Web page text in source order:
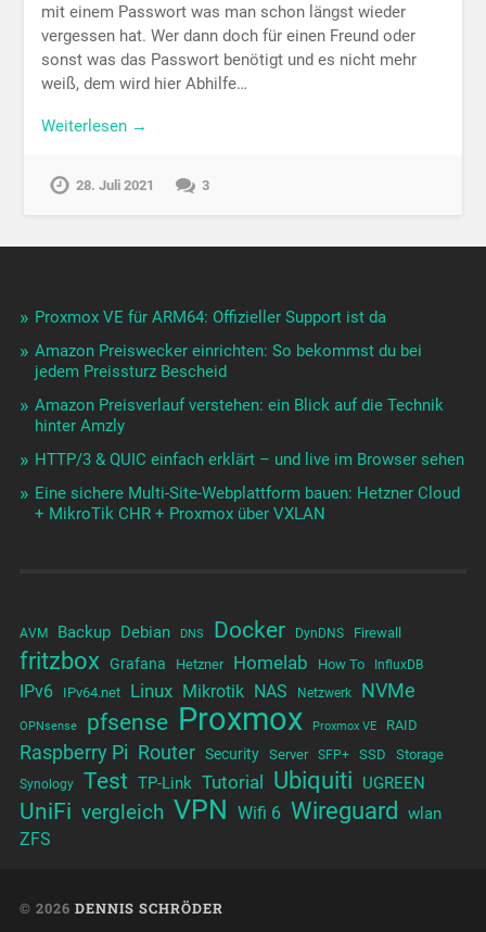
mit einem Passwort was man schon längst wieder
vergessen hat. Wer dann doch für einen Freund oder
sonst was das Passwort benötigt und es nicht mehr
weiß, dem wird hier Abhilfe…
Weiterlesen →
28. Juli 2021 3
Proxmox VE für ARM64: Offizieller Support ist da
Amazon Preiswecker einrichten: So bekommst du bei
jedem Preissturz Bescheid
Amazon Preisverlauf verstehen: ein Blick auf die Technik
hinter Amzly
HTTP/3 & QUIC einfach erklärt – und live im Browser sehen
Eine sichere Multi-Site-Webplattform bauen: Hetzner Cloud
+ MikroTik CHR + Proxmox über VXLAN
AVM Backup Debian DNS Docker DynDNS Firewall
fritzbox Grafana Hetzner Homelab How To InfluxDB
IPv6 IPv64.net Linux Mikrotik NAS Netzwerk NVMe
OPNsense pfsense Proxmox Proxmox VE RAID
Raspberry Pi Router Security Server SFP+ SSD Storage
Synology Test TP-Link Tutorial Ubiquiti UGREEN
UniFi vergleich VPN Wifi 6 Wireguard
wlan
ZFS
© 2026 DENNIS SCHRÖDER